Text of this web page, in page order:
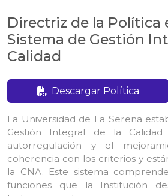
Directriz de la Política
Sistema de Gestión
Calidad
Descargar Política
La Universidad de La Serena
Gestión Integral de la
autorregulación y el
coherencia con los criterios y
la CNA. Este sistema
funciones que la Institución